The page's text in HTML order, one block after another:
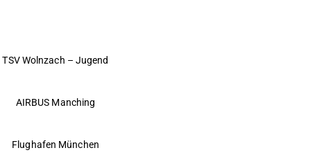
TSV Wolnzach – Jugend
AIRBUS Manching
Flughafen München